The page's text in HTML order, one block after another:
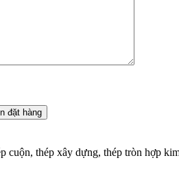
cuộn, thép xây dựng, thép tròn hợp